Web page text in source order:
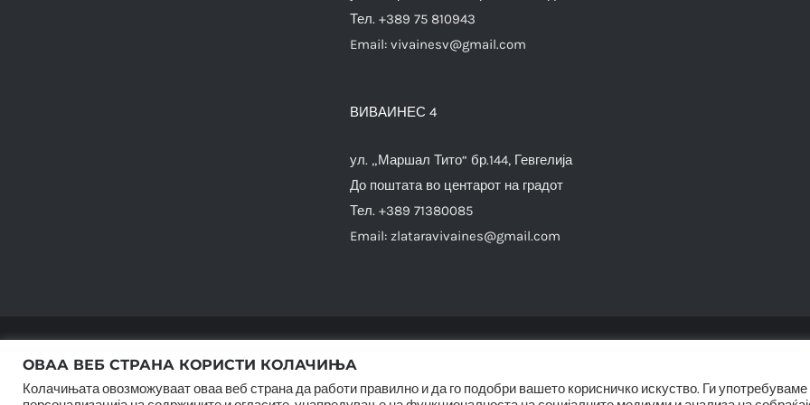
Тел. +389 75 810943
Email: vivainesv@gmail.com
ВИВАИНЕС 4
ул. „Маршал Тито“ бр.144, Гевгелија
До поштата во центарот на градот
Тел. +389 71380085
Email: zlataravivaines@gmail.com
ОВАА ВЕБ СТРАНА КОРИСТИ КОЛАЧИЊА
Колачињата овозможуваат оваа веб страна да работи правилно и да го подобри вашето корисничко искуство. Ги употребуваме